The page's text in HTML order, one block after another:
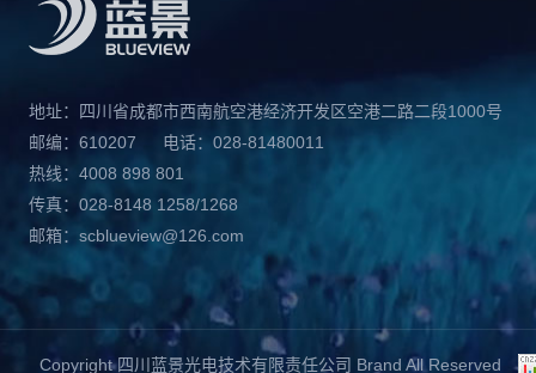
地址：四川省成都市西南航空港经济开发区空港二路二段1000号
邮编：610207
电话：028-81480011
热线：4008 898 801
传真：028-8148 1258/1268
邮箱：scblueview@126.com
Copyright 四川蓝景光电技术有限责任公司 Brand All Reserved